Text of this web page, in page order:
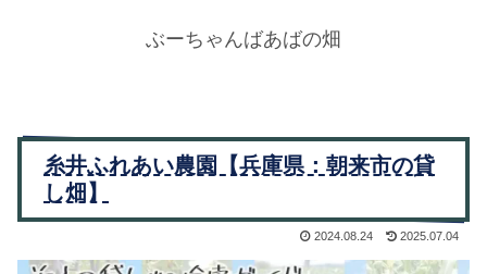
ぶーちゃんばあばの畑
糸井ふれあい農園【兵庫県：朝来市の貸
し畑】
2024.08.24 2025.07.04